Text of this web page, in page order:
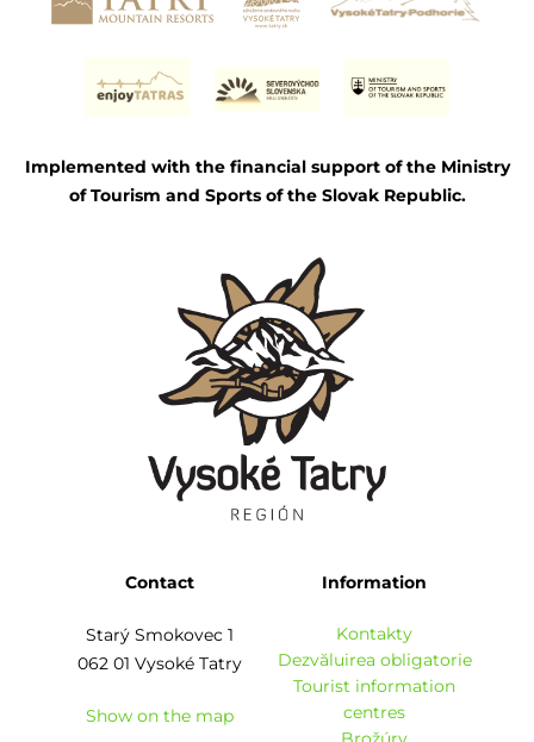
Implemented with the financial support of the Ministry
of Tourism and Sports of the Slovak Republic.
Contact
Starý Smokovec 1
062 01 Vysoké Tatry
Show on the map
Information
Kontakty
Dezvăluirea obligatorie
Tourist information
centres